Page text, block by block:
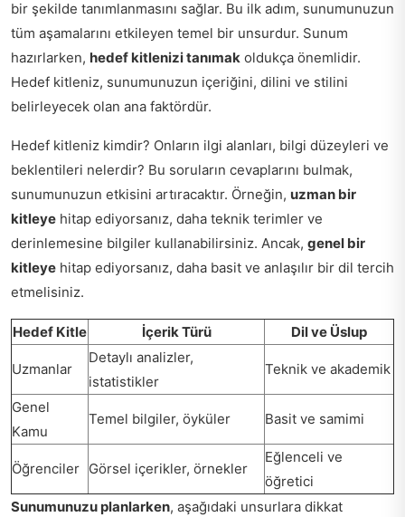
bir şekilde tanımlanmasını sağlar. Bu ilk adım, sunumunuzun
tüm aşamalarını etkileyen temel bir unsurdur. Sunum
hazırlarken, hedef kitlenizi tanımak oldukça önemlidir.
Hedef kitleniz, sunumunuzun içeriğini, dilini ve stilini
belirleyecek olan ana faktördür.
Hedef kitleniz kimdir? Onların ilgi alanları, bilgi düzeyleri ve
beklentileri nelerdir? Bu soruların cevaplarını bulmak,
sunumunuzun etkisini artıracaktır. Örneğin, uzman bir
kitleye hitap ediyorsanız, daha teknik terimler ve
derinlemesine bilgiler kullanabilirsiniz. Ancak, genel bir
kitleye hitap ediyorsanız, daha basit ve anlaşılır bir dil tercih
etmelisiniz.
Hedef Kitle İçerik Türü Dil ve Üslup
Uzmanlar
Detaylı analizler,
istatistikler
Teknik ve akademik
Genel
Kamu
Temel bilgiler, öyküler Basit ve samimi
Öğrenciler Görsel içerikler, örnekler
Eğlenceli ve
öğretici
Sunumunuzu planlarken, aşağıdaki unsurlara dikkat